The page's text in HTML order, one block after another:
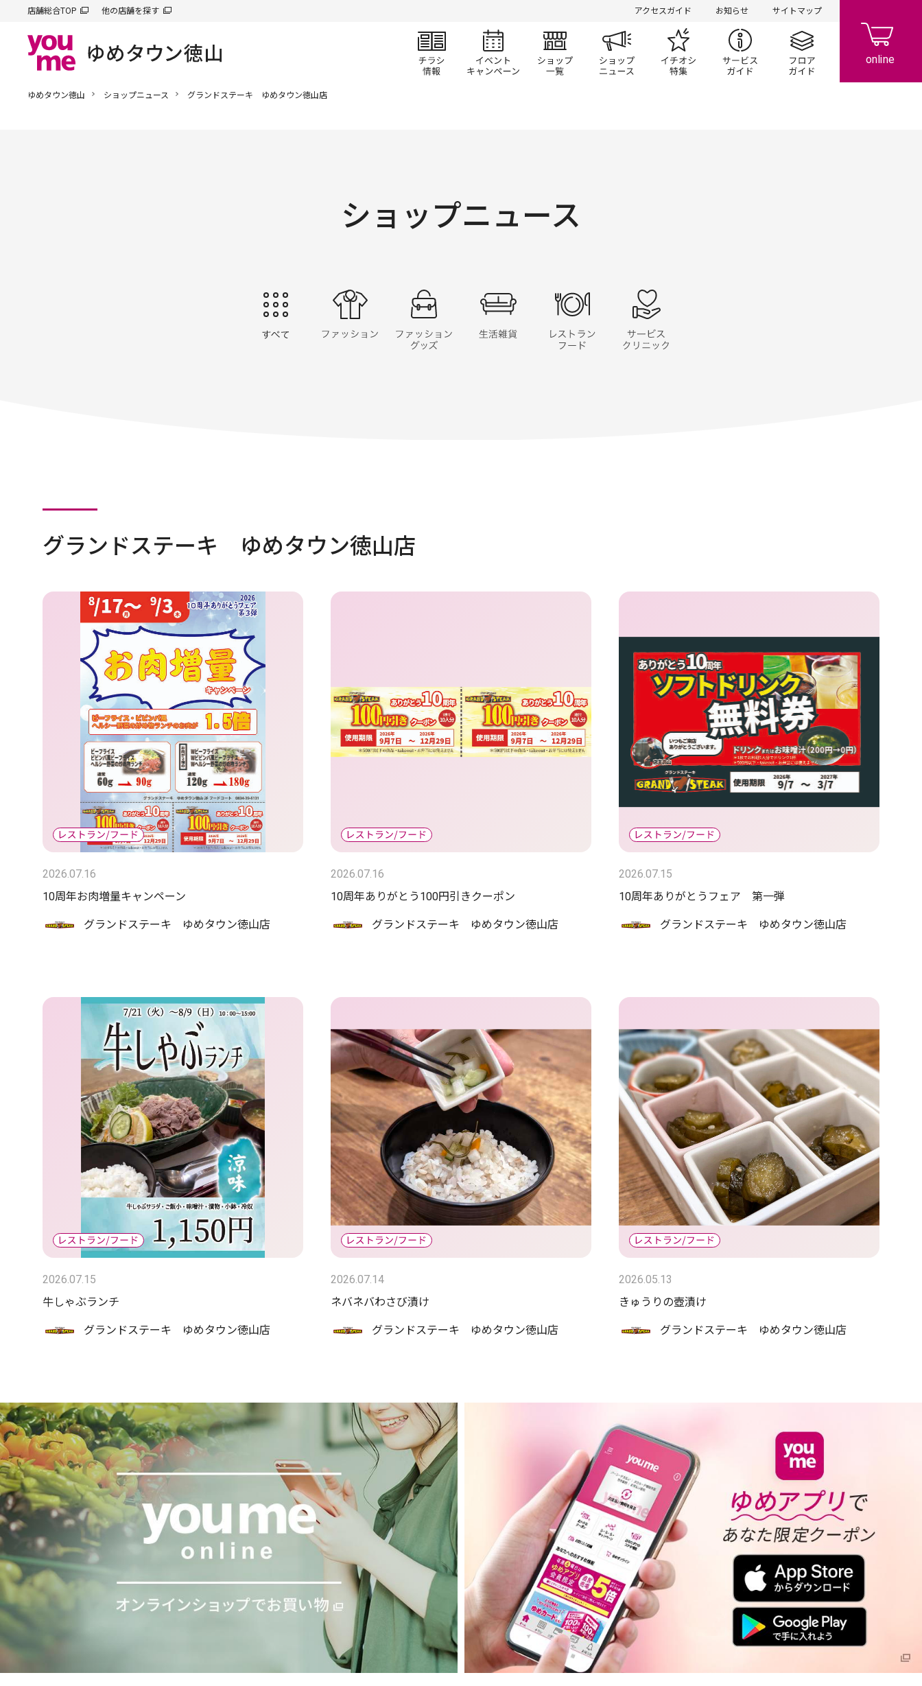
店舗総合TOP 他の店舗を探す アクセスガイド お知らせ サイトマップ
チラシ情報 イベント/キャンペーン
ショップ一覧 ショップニュースイチオシ特集 サービスガイドフロアガイド
ゆめタウン徳山 ショップニュース グランドステーキ ゆめタウン徳山店
ショップニュース
すべて ファッション ファッショングッズ生活雑貨 レストラン・フード
グランドステーキ ゆめタウン徳山店
2026.07.16
10周年お肉増量キャンペーン
グランドステーキ ゆめタウン徳山店
2026.07.16
10周年ありがとう100円引きクーポン
グランドステーキ ゆめタウン徳山店
2026.07.15
10周年ありがとうフェア 第一弾
グランドステーキ ゆめタウン徳山店
2026.07.15
牛しゃぶランチ
グランドステーキ ゆめタウン徳山店
2026.07.14
ネバネバわさび漬け
グランドステーキ ゆめタウン徳山店
2026.05.13
きゅうりの壺漬け
グランドステーキ ゆめタウン徳山店